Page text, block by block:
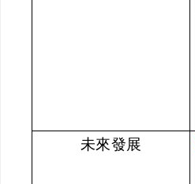
未來發展